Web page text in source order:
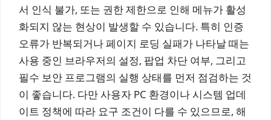
서 인식 불가, 또는 권한 제한으로 인해 메뉴가 활성
화되지 않는 현상이 발생할 수 있습니다. 특히 인증
오류가 반복되거나 페이지 로딩 실패가 나타날 때는
사용 중인 브라우저의 설정, 팝업 차단 여부, 그리고
필수 보안 프로그램의 실행 상태를 먼저 점검하는 것
이 좋습니다. 다만 사용자 PC 환경이나 시스템 업데
이트 정책에 따라 요구 조건이 다를 수 있으므로, 해